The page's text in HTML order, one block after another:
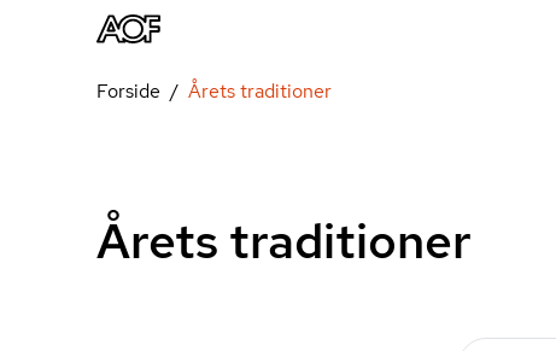
Forside Årets traditioner
Årets traditioner